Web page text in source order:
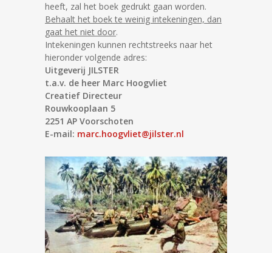
heeft, zal het boek gedrukt gaan worden.
Behaalt het boek te weinig intekeningen, dan
gaat het niet door.
Intekeningen kunnen rechtstreeks naar het
hieronder volgende adres:
Uitgeverij JILSTER
t.a.v. de heer Marc Hoogvliet
Creatief Directeur
Rouwkooplaan 5
2251 AP Voorschoten
E-mail: ​ marc.hoogvliet@jilster.nl